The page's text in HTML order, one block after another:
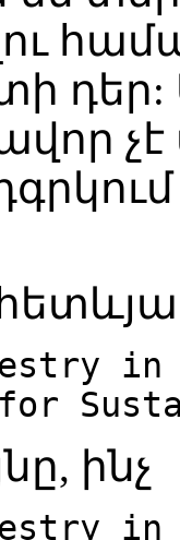
դեր:
for
ինչ